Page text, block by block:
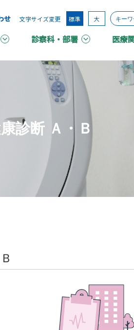
せ 文字サイズ変更 標準 大
診察科・部署 医療
診断 Ａ・Ｂ